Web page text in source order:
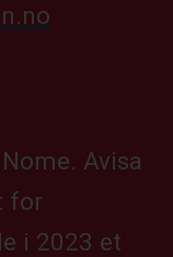
Avisa
for
i 2023 et